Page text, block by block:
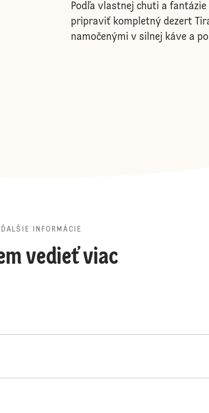
Podľa vlastnej chuti a
pripraviť kompletný dezert
namočenými v silnej káve a
ĎALŠIE INFORMÁCIE
vedieť viac